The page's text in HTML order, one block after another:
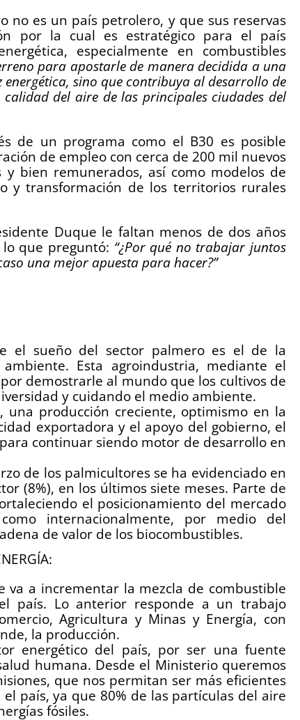
no es un país petrolero, y que sus reservas
por la cual es estratégico para el país
especialmente en combustibles
para apostarle de manera decidida a una
sino que contribuya al desarrollo de
del aire de las principales ciudades del
de un programa como el B30 es posible
de empleo con cerca de 200 mil nuevos
bien remunerados, así como modelos de
y transformación de los territorios rurales
Duque le faltan menos de dos años
que preguntó: “¿Por qué no trabajar juntos
una mejor apuesta para hacer?”
el sueño del sector palmero es el de la
Esta agroindustria, mediante el
demostrarle al mundo que los cultivos de
y cuidando el medio ambiente.
producción creciente, optimismo en la
exportadora y el apoyo del gobierno, el
continuar siendo motor de desarrollo en
de los palmicultores se ha evidenciado en
(8%), en los últimos siete meses. Parte de
el posicionamiento del mercado
internacionalmente, por medio del
de valor de los biocombustibles.
a incrementar la mezcla de combustible
país. Lo anterior responde a un trabajo
Agricultura y Minas y Energía, con
la producción.
energético del país, por ser una fuente
humana. Desde el Ministerio queremos
que nos permitan ser más eficientes
país, ya que 80% de las partículas del aire
fósiles.